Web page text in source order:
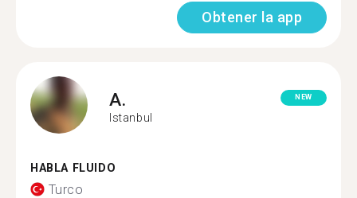
Obtener la app
A.
Istanbul
NEW
HABLA FLUIDO
Turco